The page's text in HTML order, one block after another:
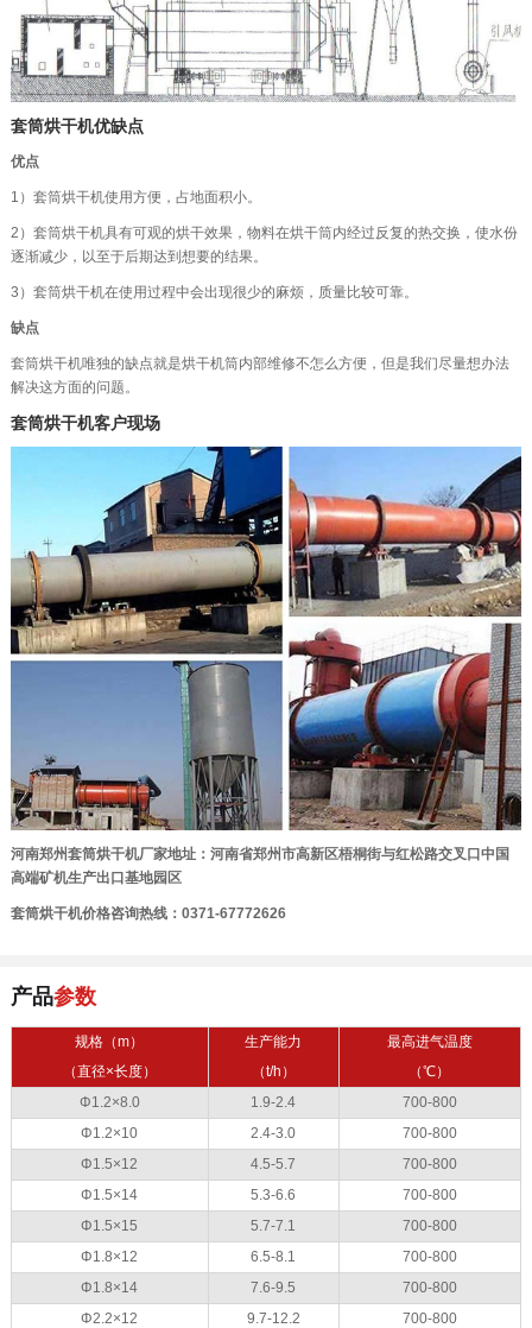
套筒烘干机优缺点
优点
1）套筒烘干机使用方便，占地面积小。
2）套筒烘干机具有可观的烘干效果，物料在烘干筒内经过反复的热交换，使水份
逐渐减少，以至于后期达到想要的结果。
3）套筒烘干机在使用过程中会出现很少的麻烦，质量比较可靠。
缺点
套筒烘干机唯独的缺点就是烘干机筒内部维修不怎么方便，但是我们尽量想办法
解决这方面的问题。
套筒烘干机客户现场
河南郑州套筒烘干机厂家地址：河南省郑州市高新区梧桐街与红松路交叉口中国
高端矿机生产出口基地园区
套筒烘干机价格咨询热线：0371-67772626
产品参数
规格（m）
（直径×长度）
生产能力
（t/h）
最高进气温度
（℃）
Φ1.2×8.0
1.9-2.4
700-800
Φ1.2×10
2.4-3.0
700-800
Φ1.5×12
4.5-5.7
700-800
Φ1.5×14
5.3-6.6
700-800
Φ1.5×15
5.7-7.1
700-800
Φ1.8×12
6.5-8.1
700-800
Φ1.8×14
7.6-9.5
700-800
Φ2.2×12
9.7-12.2
700-800